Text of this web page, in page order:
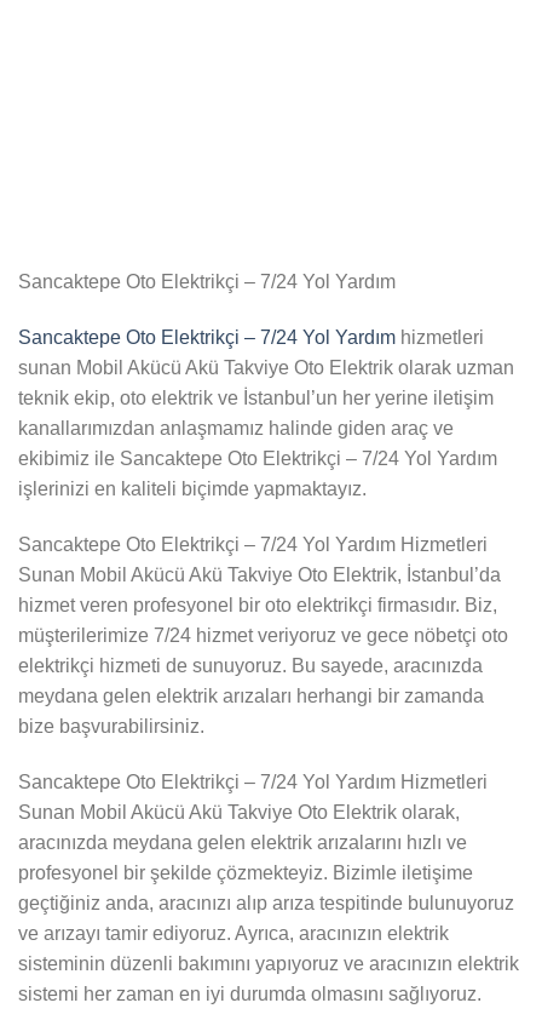
Sancaktepe Oto Elektrikçi – 7/24 Yol Yardım
Sancaktepe Oto Elektrikçi – 7/24 Yol Yardım hizmetleri
sunan Mobil Akücü Akü Takviye Oto Elektrik olarak uzman
teknik ekip, oto elektrik ve İstanbul’un her yerine iletişim
kanallarımızdan anlaşmamız halinde giden araç ve
ekibimiz ile Sancaktepe Oto Elektrikçi – 7/24 Yol Yardım
işlerinizi en kaliteli biçimde yapmaktayız.
Sancaktepe Oto Elektrikçi – 7/24 Yol Yardım Hizmetleri
Sunan Mobil Akücü Akü Takviye Oto Elektrik, İstanbul’da
hizmet veren profesyonel bir oto elektrikçi firmasıdır. Biz,
müşterilerimize 7/24 hizmet veriyoruz ve gece nöbetçi oto
elektrikçi hizmeti de sunuyoruz. Bu sayede, aracınızda
meydana gelen elektrik arızaları herhangi bir zamanda
bize başvurabilirsiniz.
Sancaktepe Oto Elektrikçi – 7/24 Yol Yardım Hizmetleri
Sunan Mobil Akücü Akü Takviye Oto Elektrik olarak,
aracınızda meydana gelen elektrik arızalarını hızlı ve
profesyonel bir şekilde çözmekteyiz. Bizimle iletişime
geçtiğiniz anda, aracınızı alıp arıza tespitinde bulunuyoruz
ve arızayı tamir ediyoruz. Ayrıca, aracınızın elektrik
sisteminin düzenli bakımını yapıyoruz ve aracınızın elektrik
sistemi her zaman en iyi durumda olmasını sağlıyoruz.